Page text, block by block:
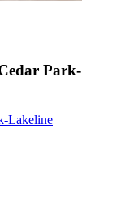
Park-
Lakeline